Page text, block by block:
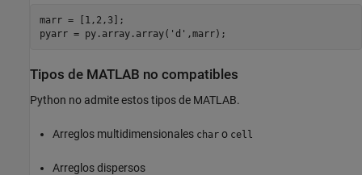
marr = [1,2,3];
pyarr = py.array.array( 'd'
Tipos de MATLAB no compatibles
Python no admite estos tipos de MATLAB.
Arreglos multidimensionales char o cell
Arreglos dispersos